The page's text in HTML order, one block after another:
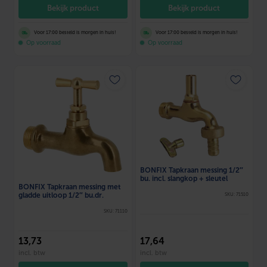
Bekijk product
Voor 17:00 besteld is morgen in huis!
Op voorraad
Bekijk product
Voor 17:00 besteld is morgen in huis!
Op voorraad
BONFIX Tapkraan messing met
gladde uitloop 1/2″ bu.dr.
SKU: 71110
13,73
incl. btw
BONFIX Tapkraan messing 1/2″
bu. incl. slangkop + sleutel
SKU: 71510
17,64
incl. btw